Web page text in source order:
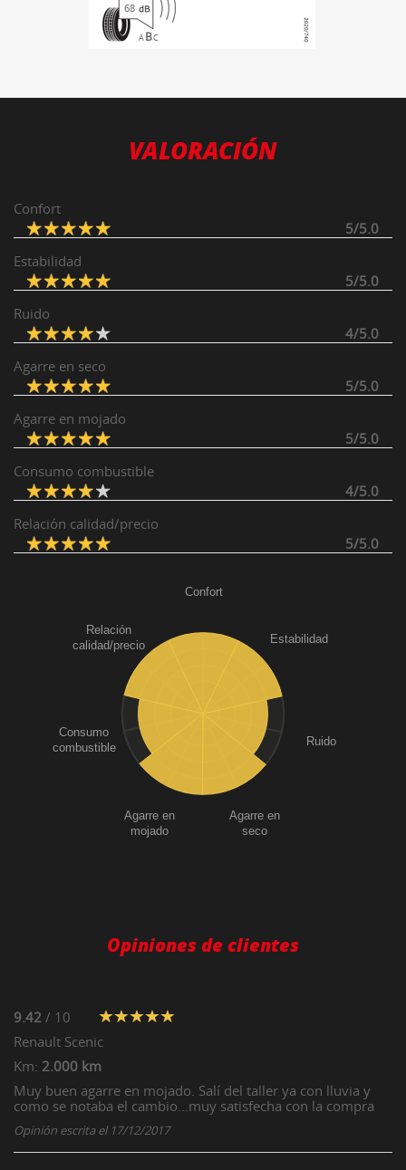
68
A BC
VALORACIÓN
Confort
5/5.0
Estabilidad
5/5.0
Ruido
4/5.0
Agarre en seco
5/5.0
Agarre en mojado
5/5.0
Consumo combustible
4/5.0
Relación calidad/precio
5/5.0
Confort
Estabilidad
Ruido
Agarre en
seco
Agarre en
mojado
Consumo
combustible
Relación
calidad/precio
Opiniones de clientes
9.42 / 10
Renault Scenic
Km: 2.000 km
Muy buen agarre en mojado. Salí del taller ya con lluvia y
como se notaba el cambio...muy satisfecha con la compra
Opinión escrita el 17/12/2017